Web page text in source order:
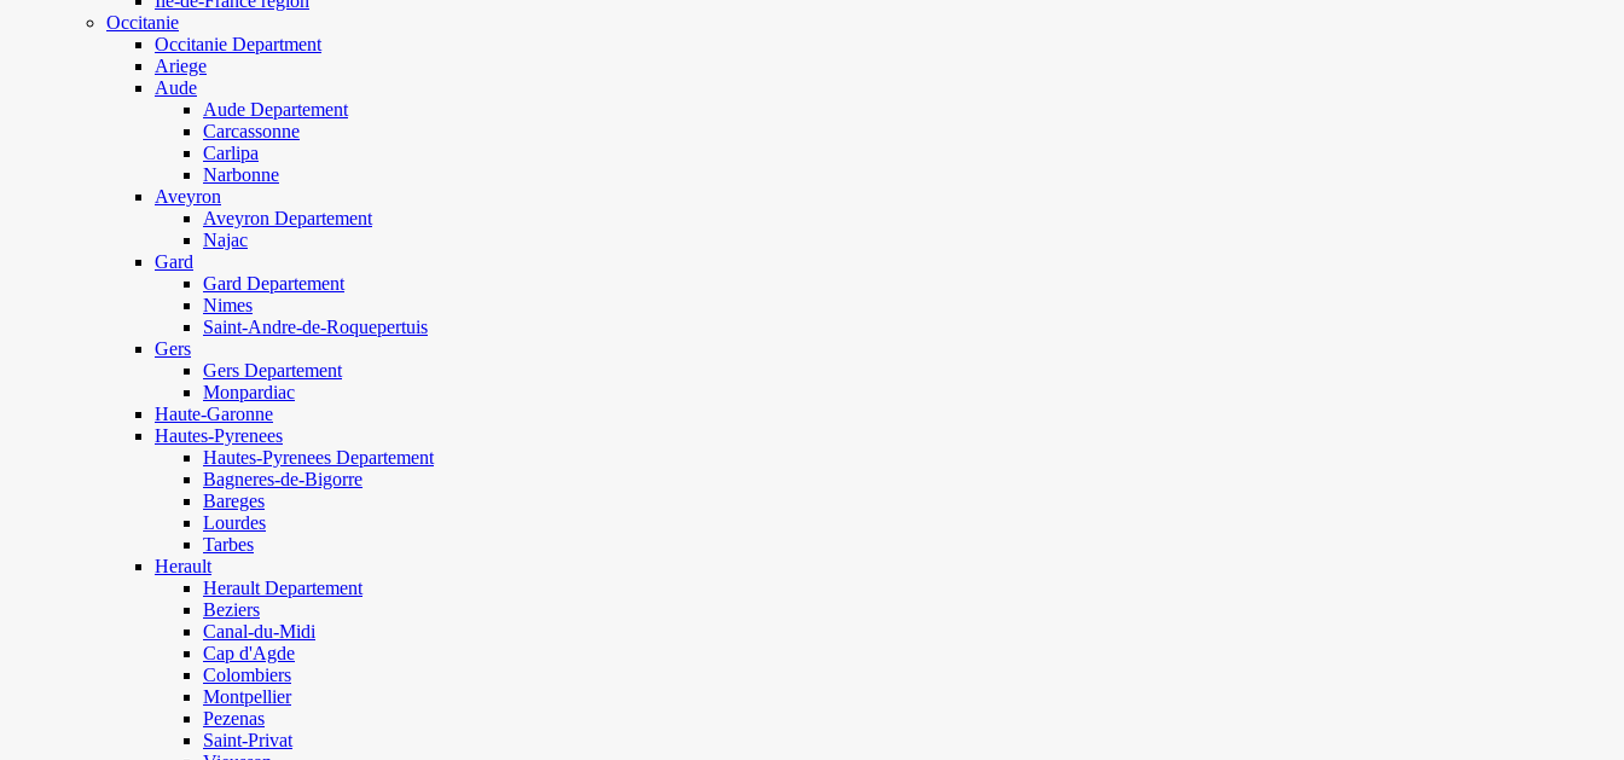
Occitanie
Occitanie Department
Ariege
Aude
Aude Departement
Carcassonne
Carlipa
Narbonne
Aveyron
Aveyron Departement
Najac
Gard
Gard Departement
Nimes
Saint-Andre-de-Roquepertuis
Gers
Gers Departement
Monpardiac
Haute-Garonne
Hautes-Pyrenees
Hautes-Pyrenees Departement
Bagneres-de-Bigorre
Bareges
Lourdes
Tarbes
Herault
Herault Departement
Beziers
Canal-du-Midi
Cap d'Agde
Colombiers
Montpellier
Pezenas
Saint-Privat